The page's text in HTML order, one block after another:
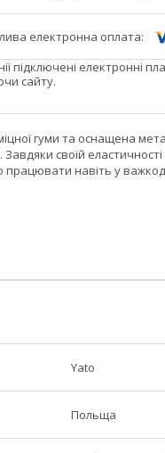
підключені електронні
сайту.
гуми та оснащена
своїй
навіть у
Yato
Польща